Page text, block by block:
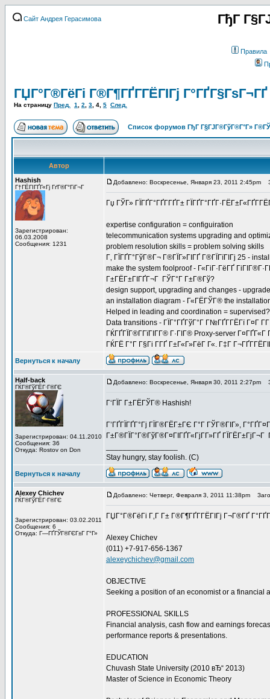
Сайт Андрея Герасимова ГђГ
Правила
ГЏГ°Г®ГёГі Г®Г¶ГҐГ­ГЁГІГј Г°ГҐГ§ГѕГ¬ГҐ
На страницу Пред. 1 2 3 4 5 След.
Список форумов ГђГ Г§ГЈГ®ГўГ®Г°Г»
Автор
Hashish
Г†ГЁГІГҐГ«Гј ГґГ®Г°ГіГ¬Г
Зарегистрирован:
06.03.2008
Сообщения: 1231
Добавлено: Воскресенье, Января 23, 2011 2:45pm
Гџ ГЎГ» ГЇГҐГ°ГҐГ­ГҐГ±
expertise configuration = configuiration
telecommunication systems upgrading and
problem resolution skills = problem solving skills
Г‚ ГЇГҐГ°ГўГ®Г¬ Г®ГЇГ»ГІГҐ Г®ГЇГїГІГј 25 -
make the system foolproof - Г«ГіГ·ГёГҐ
Г±ГЁГ±ГІГҐГ¬Г ГЎГ°Г Г±Г®Гў?
design support, upgrading and changes -
an installation diagram - Г«ГЁГЎГ® the
Helped in leading and coordination = supervised?
Data transitions - ГЇГ°ГҐГўГ°Г Г№ГҐГ­ГЁГї Г¤Г
ГЌГҐГЇГ®Г­ГїГІГ­Г® Г·ГІГ® Proxy-server Г¤ГҐГ«Г
ГЌГЁ Г°Г Г§Гі Г­ГҐ Г±Г«Г»ГёГ Г«. Г‡Г
Вернуться к началу
Half-back
ГЌГ®ГўГЁГ·Г®ГЄ
Зарегистрирован: 04.11.2010
Сообщения: 36
Откуда: Rostov on Don
Добавлено: Воскресенье, Января 30, 2011 2:27pm
Г‘ГЇГ Г±ГЁГЎГ® Hashish!
Г’ГҐГЇГҐГ°Гј ГЇГ®ГЁГ±ГЄ Г°Г ГЎГ®ГІГ»,
Г±Г®ГЇГ°Г®ГўГ®Г¤ГІГҐГ«ГјГ­Г»ГҐ
Stay hungry, stay foolish. (C)
Вернуться к началу
Alexey Chichev
ГЌГ®ГўГЁГ·Г®ГЄ
Зарегистрирован: 03.02.2011
Сообщения: 6
Откуда: Г—ГҐГЎГ®ГЄГ±Г Г°Г»
Добавлено: Четверг, Февраля 3, 2011 11:38pm
ГЏГ°Г®ГёГі Г‚Г Г± Г®Г¶ГҐГ­ГЁГІГј Г¬Г®ГҐ
Alexey Chichev
(011) +7-917-656-1367
alexeychichev@gmail.com
OBJECTIVE
Seeking a position of an economist or a financial
PROFESSIONAL SKILLS
Financial analysis, cash flow and earnings
performance reports & presentations.
EDUCATION
Chuvash State University (2010 вЂ“ 2013)
Master of Science in Economic Theory